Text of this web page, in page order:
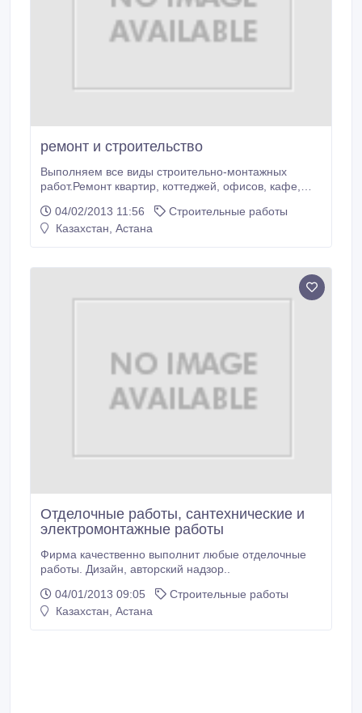
ремонт и строительство
Выполняем все виды строительно-монтажных
работ.Ремонт квартир, коттеджей, офисов, кафе,
устройство гипсокартона любой сложности, потолки,
перегородки, ниши.Монтаж электропроводки,
04/02/2013 11:56
Строительные работы
Казахстан, Астана
Отделочные работы, сантехнические и
электромонтажные работы
Фирма качественно выполнит любые отделочные
работы. Дизайн, авторский надзор..
04/01/2013 09:05
Строительные работы
Казахстан, Астана